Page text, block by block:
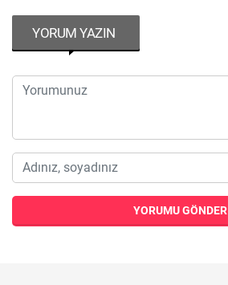
YORUM YAZIN
YORUMU GÖNDER